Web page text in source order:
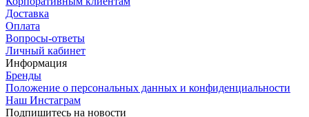
Доставка
Оплата
Вопросы-ответы
Личный кабинет
Информация
Бренды
Положение о персональных данных и конфиденциальности
Наш Инстаграм
Подпишитесь на новости